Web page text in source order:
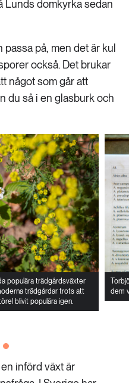
Lunds domkyrka sedan
på, men det är kul
också. Det brukar
något som går att
du så i en glasburk och
populära trädgårdsväxter
trädgårdar trots att
blivit populära igen.
dem
införd växt är